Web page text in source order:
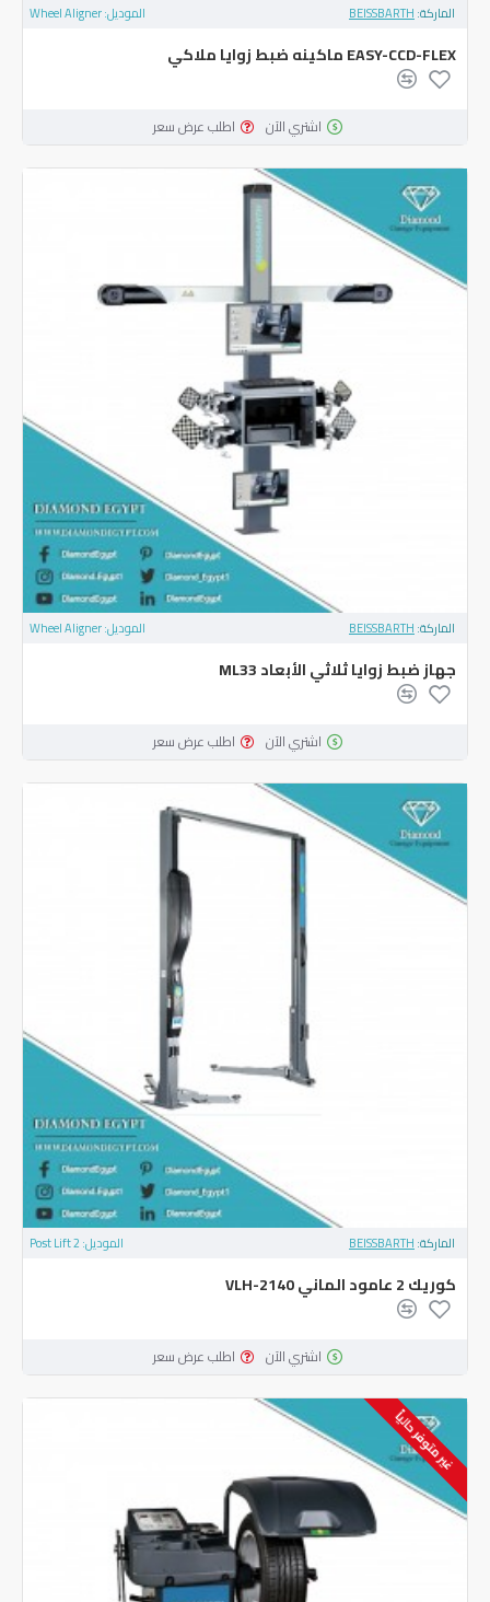
الماركة: BEISSBARTH الموديل:Wheel Aligner
EASY-CCD-FLEX ماكينه ضبط زوايا ملاكي
اشتري الآن اطلب عرض سعر
الماركة: BEISSBARTH الموديل:Wheel Aligner
جهاز ضبط زوايا ثلاثي الأبعاد ML33
اشتري الآن اطلب عرض سعر
الماركة: BEISSBARTH الموديل: 2 Post Lift
كوريك 2 عامود الماني VLH-2140
اشتري الآن اطلب عرض سعر
غير متوفر حالياً